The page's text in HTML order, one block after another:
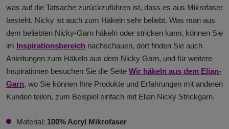
was auf die Tatsache zurückzuführen ist, dass es aus Mikrofaser
besteht. Nicky ist auch zum Häkeln sehr beliebt. Was man aus
dem beliebten Nicky-Garn häkeln oder stricken kann, können Sie
im Inspirationsbereich nachschauen, dort finden Sie auch
Anleitungen zum Häkeln aus dem Nicky Garn, und für weitere
Inspirationen besuchen Sie die Seite Wir häkeln aus dem Elian-
Garn, wo Sie können Ihre Produkte und Erfahrungen mit anderen
Kunden teilen, zum Beispiel einfach mit Elian Nicky Strickgarn.
Material: 100% Acryl Mikrofaser